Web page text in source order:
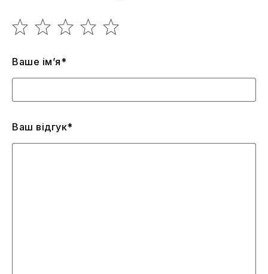
Ваше ім’я*
Ваш відгук*